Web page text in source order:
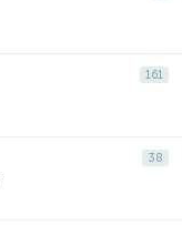
161
38